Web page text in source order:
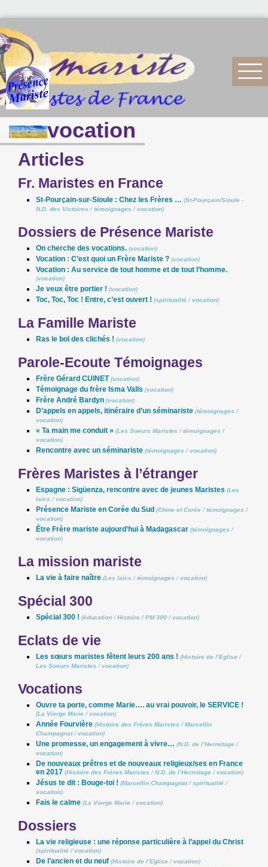
vocation
Articles
Fr. Maristes en France
St-Pourçain-sur-Sioule : Chez les Frères … (St-Pourçain/Sioule -
N.D. des Victoires /témoignages /vocation)
Dossiers de Présence Mariste
On cherche des vocations. (vocation)
Vocation : C’est quoi un Frère Mariste ? (vocation)
Vocation : Au service de tout homme et de tout l’homme.
(vocation)
Je veux être portier ! (vocation)
Toc, Toc, Toc ! Entre, c’est ouvert ! (spiritualité /vocation)
La Famille Mariste
Ras le bol des clichés ! (vocation)
Parole-Ecoute Témoignages
Frère Gérard CUINET (vocation)
Témoignage du frère Isma Valls (vocation)
Frère André Bardyn (vocation)
D’appels en appels, itinéraire d’un séminariste (témoignages /
vocation)
« Ta main me conduit » (Les Soeurs Maristes /témoignages /
vocation)
Rencontre avec un séminariste (témoignages /vocation)
Frères Maristes à l’étranger
Espagne : Sigüenza, rencontre avec de jeunes Maristes (Les
laïcs /vocation)
Présence Mariste en Corée du Sud (Chine et Corée /témoignages /
vocation)
Être Frère mariste aujourd’hui à Madagascar (témoignages /
vocation)
La mission mariste
La vie à faire naître (Les laïcs /témoignages /vocation)
Spécial 300
Spécial 300 ! (éducation /Histoire /PM 300 /vocation)
Eclats de vie
Les sœurs maristes fêtent leurs 200 ans ! (Histoire de l’Eglise /
Les Soeurs Maristes /vocation)
Vocations
Ouvre ta porte, comme Marie…. au vrai pouvoir, le SERVICE !
(La Vierge Marie /vocation)
Année Fourvière (Histoire des Frères Maristes /Marcellin
Champagnat/vocation)
Une promesse, un engagement à vivre… (N.D. de l’Hermitage /
vocation)
De nouveaux prêtres et de nouveaux religieux/ses en France
en 2017 (Histoire des Frères Maristes /N.D. de l’Hermitage /vocation)
Jésus te dit : Bouge-toi ! (Marcellin Champagnat/spiritualité /
vocation)
Fais le calme (La Vierge Marie /vocation)
Dossiers
La vie religieuse : une réponse particulière à l’appel du Christ
(spiritualité /vocation)
De l’ancien et du neuf (Histoire de l’Eglise /vocation)